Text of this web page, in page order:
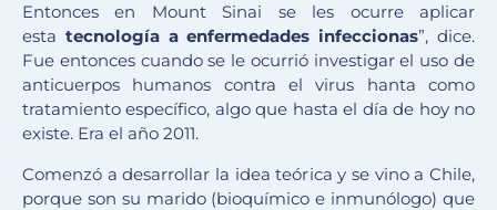
Entonces en Mount Sinai se les ocurre aplicar
esta tecnología a enfermedades infeccionas”, dice.
Fue entonces cuando se le ocurrió investigar el uso de
anticuerpos humanos contra el virus hanta como
tratamiento específico, algo que hasta el día de hoy no
existe. Era el año 2011.
Comenzó a desarrollar la idea teórica y se vino a Chile,
porque son su marido (bioquímico e inmunólogo) que